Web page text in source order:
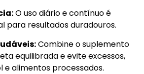
O uso diário e contínuo é
para resultados duradouros.
Combine o suplemento
equilibrada e evite excessos,
e alimentos processados.